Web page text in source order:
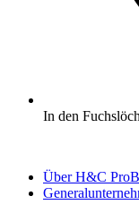
In den
Über H&C